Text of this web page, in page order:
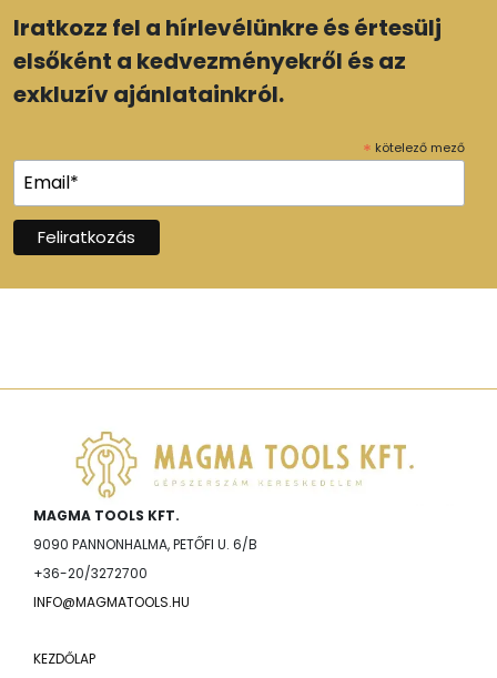
Iratkozz fel a hírlevélünkre és értesülj
elsőként a kedvezményekről és az
exkluzív ajánlatainkról.
* kötelező mező
MAGMA TOOLS KFT.
9090 PANNONHALMA, PETŐFI U. 6/B
+36-20/3272700
INFO@MAGMATOOLS.HU
KEZDŐLAP